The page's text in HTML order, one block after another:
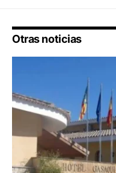
Otras noticias